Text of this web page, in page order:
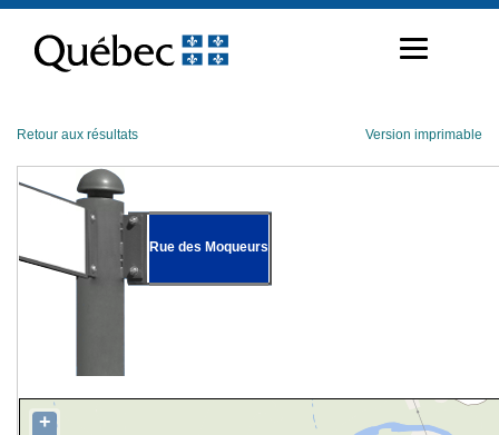
contenu
Retour aux résultats Version imprimable
Rue des Moqueurs
+